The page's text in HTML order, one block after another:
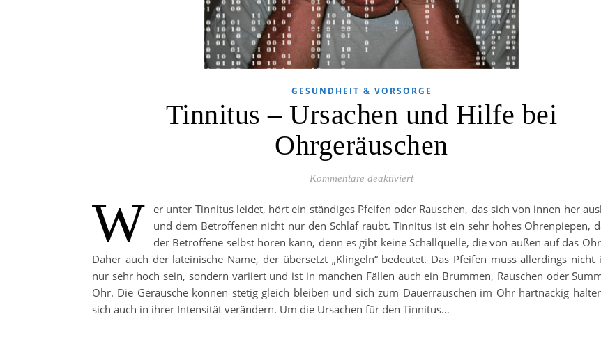
GESUNDHEIT & VORSORGE
Tinnitus – Ursachen und Hilfe bei
Ohrgeräuschen
Kommentare deaktiviertfür Tinnitus – Ursachen und Hilfe bei
W
er unter Tinnitus leidet, hört ein ständiges Pfeifen oder Rauschen, das sich von innen her
und dem Betroffenen nicht nur den Schlaf raubt. Tinnitus ist ein sehr hohes Ohrenpiepen,
der Betroffene selbst hören kann, denn es gibt keine Schallquelle, die von außen auf das
Daher auch der lateinische Name, der übersetzt „Klingeln“ bedeutet. Das Pfeifen muss allerdings nicht
nur sehr hoch sein, sondern variiert und ist in manchen Fällen auch ein Brummen, Rauschen oder
Ohr. Die Geräusche können stetig gleich bleiben und sich zum Dauerrauschen im Ohr hartnäckig
sich auch in ihrer Intensität verändern. Um die Ursachen für den Tinnitus…